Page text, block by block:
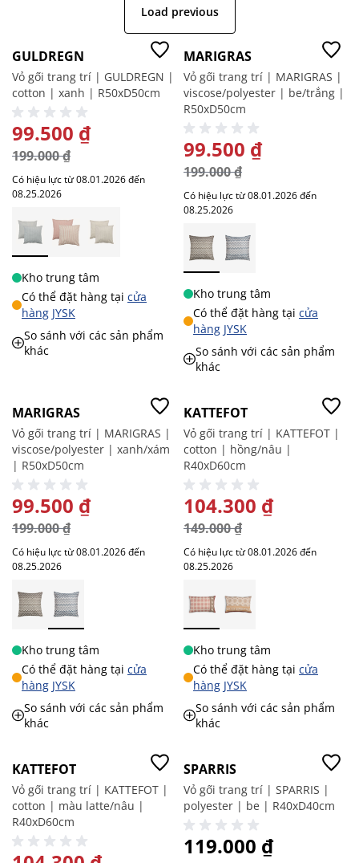
Load previous
GULDREGN
Vỏ gối trang trí | GULDREGN |
cotton | xanh | R50xD50cm
GIÁ ĐẶC BIỆT
99.500 ₫
199.000 ₫
Có hiệu lực từ 08.01.2026 đến
08.25.2026
Kho trung tâm
Có thể đặt hàng tại cửa
hàng JYSK
So sánh với các sản phẩm
khác
MARIGRAS
Vỏ gối trang trí | MARIGRAS |
viscose/polyester | be/trắng |
R50xD50cm
GIÁ ĐẶC BIỆT
99.500 ₫
199.000 ₫
Có hiệu lực từ 08.01.2026 đến
08.25.2026
Kho trung tâm
Có thể đặt hàng tại cửa
hàng JYSK
So sánh với các sản phẩm
khác
MARIGRAS
Vỏ gối trang trí | MARIGRAS |
viscose/polyester | xanh/xám
| R50xD50cm
GIÁ ĐẶC BIỆT
99.500 ₫
199.000 ₫
Có hiệu lực từ 08.01.2026 đến
08.25.2026
Kho trung tâm
Có thể đặt hàng tại cửa
hàng JYSK
So sánh với các sản phẩm
khác
KATTEFOT
Vỏ gối trang trí | KATTEFOT |
cotton | hồng/nâu |
R40xD60cm
GIÁ ĐẶC BIỆT
104.300 ₫
149.000 ₫
Có hiệu lực từ 08.01.2026 đến
08.25.2026
Kho trung tâm
Có thể đặt hàng tại cửa
hàng JYSK
So sánh với các sản phẩm
khác
KATTEFOT
Vỏ gối trang trí | KATTEFOT |
cotton | màu latte/nâu |
R40xD60cm
SPARRIS
Vỏ gối trang trí | SPARRIS |
polyester | be | R40xD40cm
119.000 ₫